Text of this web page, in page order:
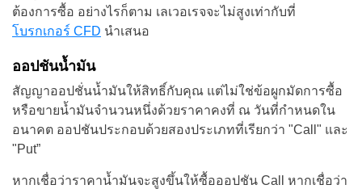
ต้องการซื้อ อย่างไรก็ตาม เลเวอเรจจะไม่สูงเท่ากับที่
โบรกเกอร์ CFD นำเสนอ
ออปชันน้ำมัน
สัญญาออปชั่นน้ำมันให้สิทธิ์กับคุณ แต่ไม่ใช่ข้อผูกมัดการซื้อ
หรือขายน้ำมันจำนวนหนึ่งด้วยราคาคงที่ ณ วันที่กำหนดใน
อนาคต ออปชันประกอบด้วยสองประเภทที่เรียกว่า "Call" และ
"Put”
หากเชื่อว่าราคาน้ำมันจะสูงขึ้นให้ซื้อออปชัน Call หากเชื่อว่า